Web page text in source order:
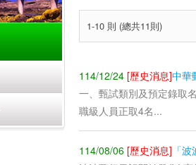
1-10 則 (總共11則)
114/12/24 [歷史消息]中華
一、甄試類別及預定錄取
職級人員正取4名...
114/08/06 [歷史消息] 「